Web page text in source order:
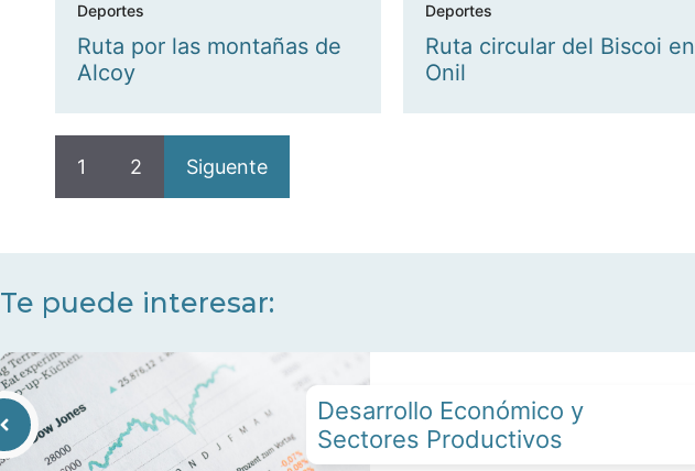
Deportes
Ruta por las montañas de
Alcoy
Deportes
Ruta circular del Biscoi en
Onil
1 2 Siguente
Te puede interesar:
Desarrollo Económico y
Sectores Productivos